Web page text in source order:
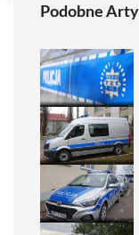
Podobne